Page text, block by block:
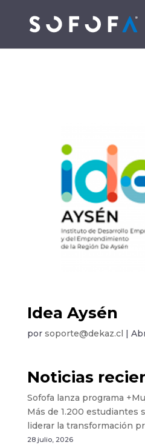
Idea Aysén
por soporte@dekaz.cl
Noticias
Sofofa lanza programa
Más de 1.200 estudiantes
liderar la transformación
28 julio, 2026